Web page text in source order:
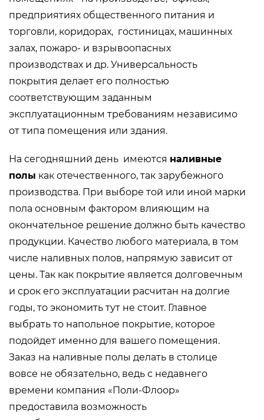
предприятиях общественного питания и
торговли, коридорах, гостиницах, машинных
залах, пожаро- и взрывоопасных
производствах и др. Универсальность
покрытия делает его полностью
соответствующим заданным
эксплуатационным требованиям независимо
от типа помещения или здания.
На сегодняшний день имеются наливные
полы как отечественного, так зарубежного
производства. При выборе той или иной марки
пола основным фактором влияющим на
окончательное решение должно быть качество
продукции. Качество любого материала, в том
числе наливных полов, напрямую зависит от
цены. Так как покрытие является долговечным
и срок его эксплуатации расчитан на долгие
годы, то экономить тут не стоит. Главное
выбрать то напольное покрытие, которое
подойдет именно для вашего помещения.
Заказ на наливные полы делать в столице
вовсе не обязательно, ведь с недавнего
времени компания «Поли-Флоор»
предоставила возможность